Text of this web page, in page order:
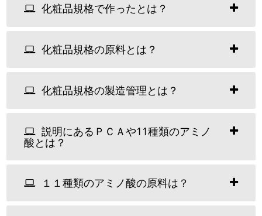
化粧品規格で作ったとは？
化粧品規格の原料とは？
化粧品規格の製造管理とは？
説明にあるＰＣＡや11種類のアミノ
酸とは？
１１種類のアミノ酸の原料は？